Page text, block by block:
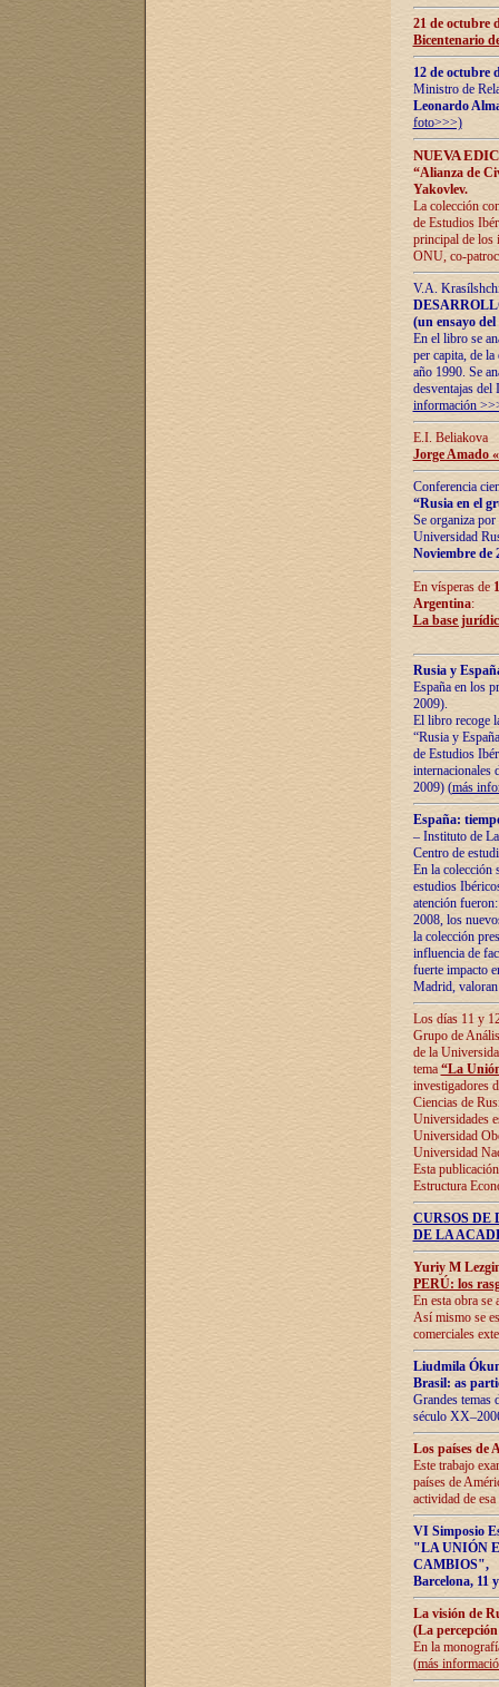
21 de octubre
Bicentenario
12 de octubre
Ministro de
Leonardo
foto>>>)
NUEVA
“Alianza de
Yakovlev.
La colección
de Estudios
principal de los
ONU, co-
V.A.
(un ensayo
En el libro se
per capita, de
año 1990. Se
desventajas
información
E.I. Beliakova
Jorge Amado
Conferencia
“Rusia en el
Se organiza
Universidad
Noviembre de
En vísperas de
Argentina:
La base
Rusia y
España en los
2009).
El libro recoge
“Rusia y
de Estudios
internacionales
2009) (más
España:
– Instituto de
Centro de
En la colección
estudios
atención
2008, los
la colección
influencia de
fuerte impacto
Madrid,
Los días 11 y
Grupo de
de la
tema “La
investigadores
Ciencias de
Universidades
Universidad
Universidad
Esta
Estructura
CURSOS
DE LA
Yuriy M
PERÚ: los
En esta obra se
Así mismo se
comerciales
Liudmila
Brasil: as
Grandes temas
século
Los países de
Este trabajo
países de
actividad de
VI Simposio
"LA UNIÓN
CAMBIOS",
Barcelona, 11
La visión de
(La
En la
(más